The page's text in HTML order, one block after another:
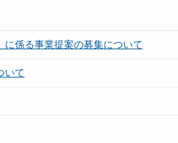
係る事業提案の募集について
いて